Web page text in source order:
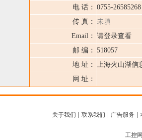
电 话： 0755-
传 真： 未填
Email： 请登录查看
邮 编： 518057
地 址： 上海火山湖信
网 址：
关于我们 联系我们 广告服务
工控